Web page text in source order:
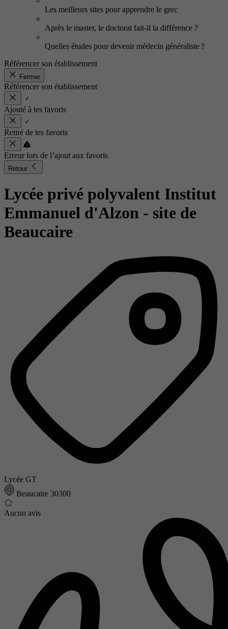
Les meilleurs sites pour apprendre le grec
Après le master, le doctorat fait-il la différence ?
Quelles études pour devenir médecin généraliste ?
Référencer son établissement
Fermer
Référencer son établissement
Ajouté à tes favoris
Retiré de tes favoris
Erreur lors de l’ajout aux favoris
Retour
Lycée privé polyvalent Institut
Emmanuel d'Alzon - site de
Beaucaire
Lycée GT
Beaucaire 30300
Aucun avis